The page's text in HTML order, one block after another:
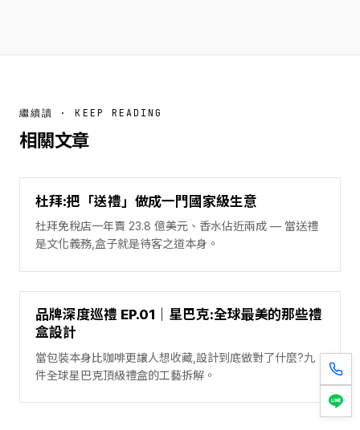
繼續讀 · KEEP READING
相關文章
杜拜:把「送禮」做成一門國家級生意
杜拜免稅店一年賣 23.8 億美元、香水佔近兩成 — 當送禮
是文化義務,盒子就是待客之道本身。
品牌深度巡禮 EP.01｜星巴克:全球最美的那些禮
盒設計
當包裝本身比咖啡更讓人想收藏,設計到底做對了什麼?九
件全球星巴克頂級禮盒的工藝拆解。